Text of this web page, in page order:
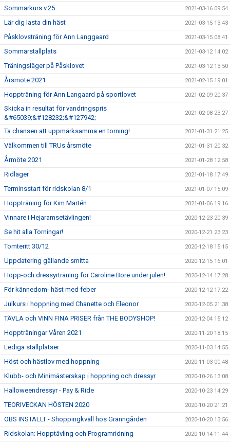
Sommarkurs v.25 2021-03-16 09:54
Lär dig lasta din häst 2021-03-15 13:43
Påsklovsträning för Ann Langgaard 2021-03-15 08:41
Sommarstallplats 2021-03-12 14:02
Träningsläger på Påsklovet 2021-03-12 13:50
Årsmöte 2021 2021-02-15 19:01
Hoppträning för Ann Langaard på sportlovet 2021-02-09 20:37
Skicka in resultat för vandringspris
&#65039;&#128232;&#127942;
2021-02-08 23:27
Ta chansen att uppmärksamma en torning! 2021-01-31 21:25
Välkommen till TRUs årsmöte 2021-01-31 20:32
Årmöte 2021 2021-01-28 12:58
Ridläger 2021-01-18 17:49
Terminsstart för ridskolan 8/1 2021-01-07 15:09
Hoppträning för Kim Martén 2021-01-06 19:16
Vinnare i Hejaramsetävlingen! 2020-12-23 20:39
Se hit alla Torningar! 2020-12-21 23:23
Tomteritt 30/12 2020-12-18 15:15
Uppdatering gällande smitta 2020-12-15 16:01
Hopp-och dressyrträning för Caroline Bore under julen! 2020-12-14 17:28
För kännedom- häst med feber 2020-12-12 17:22
Julkurs i hoppning med Chanette och Eleonor 2020-12-05 21:38
TÄVLA och VINN FINA PRISER från THE BODYSHOP! 2020-12-04 15:12
Hoppträningar Våren 2021 2020-11-20 18:15
Lediga stallplatser 2020-11-03 14:55
Höst och hästlov med hoppning 2020-11-03 00:48
Klubb- och Minimästerskap i hoppning och dressyr 2020-10-26 13:08
Halloweendressyr - Pay & Ride 2020-10-23 14:29
TEORIVECKAN HÖSTEN 2020 2020-10-20 21:21
OBS INSTÄLLT - Shoppingkväll hos Granngården 2020-10-20 13:56
Ridskolan: Hopptävling och Programridning 2020-10-14 11:44